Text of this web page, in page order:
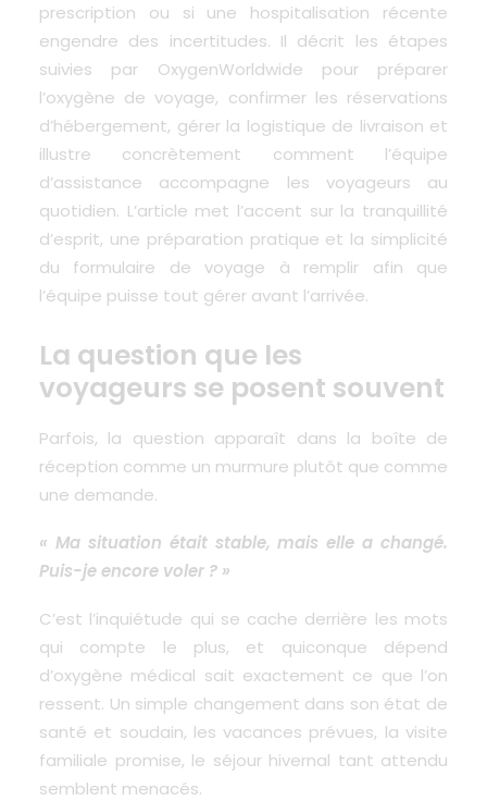
prescription ou si une hospitalisation récente
engendre des incertitudes. Il décrit les étapes
suivies par OxygenWorldwide pour préparer
l’oxygène de voyage, confirmer les réservations
d’hébergement, gérer la logistique de livraison et
illustre concrètement comment l’équipe
d’assistance accompagne les voyageurs au
quotidien. L’article met l’accent sur la tranquillité
d’esprit, une préparation pratique et la simplicité
du formulaire de voyage à remplir afin que
l’équipe puisse tout gérer avant l’arrivée.
La question que les
voyageurs se posent souvent
Parfois, la question apparaît dans la boîte de
réception comme un murmure plutôt que comme
une demande.
« Ma situation était stable, mais elle a changé.
Puis-je encore voler ? »
C’est l’inquiétude qui se cache derrière les mots
qui compte le plus, et quiconque dépend
d’oxygène médical sait exactement ce que l’on
ressent. Un simple changement dans son état de
santé et soudain, les vacances prévues, la visite
familiale promise, le séjour hivernal tant attendu
semblent menacés.